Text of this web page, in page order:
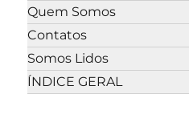
Quem Somos
Contatos
Somos Lidos
ÍNDICE GERAL